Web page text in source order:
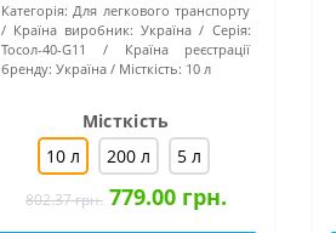
Категорія: Для легкового транспорту
Країна виробник: Україна
Серія:
Тосол-40-G11
Країна реєстрації
бренду: Україна Місткість: 10 л
Місткість
10 л
200 л 5 л
802.37 грн. 779.00 грн.